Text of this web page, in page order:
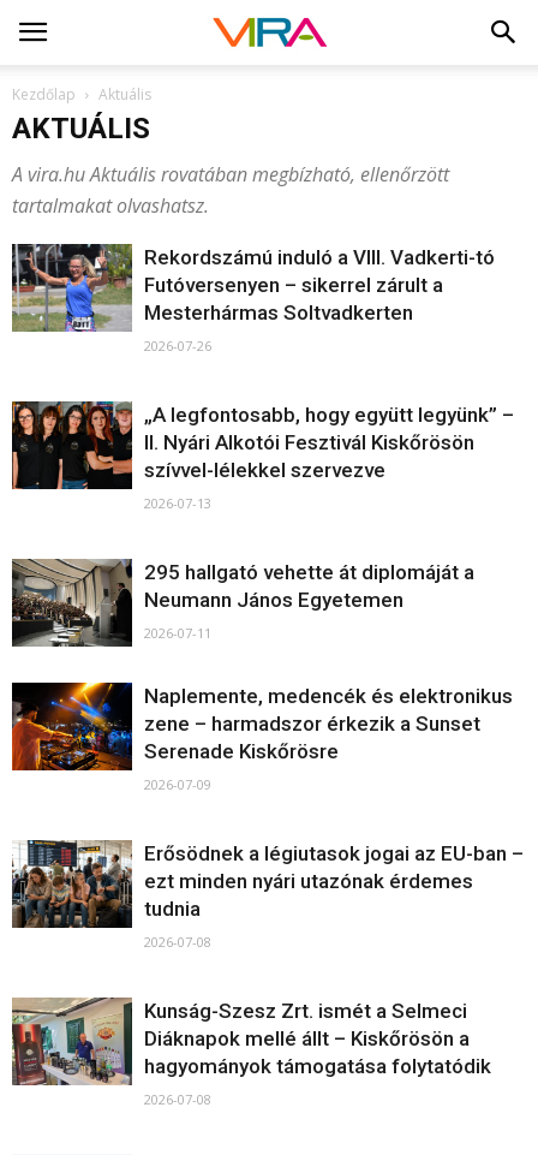
Kezdőlap Aktuális
AKTUÁLIS
A vira.hu Aktuális rovatában megbízható, ellenőrzött
tartalmakat olvashatsz.
Rekordszámú induló a VIII. Vadkerti-tó
Futóversenyen – sikerrel zárult a
Mesterhármas Soltvadkerten
2026-07-26
„A legfontosabb, hogy együtt legyünk” –
II. Nyári Alkotói Fesztivál Kiskőrösön
szívvel-lélekkel szervezve
2026-07-13
295 hallgató vehette át diplomáját a
Neumann János Egyetemen
2026-07-11
Naplemente, medencék és elektronikus
zene – harmadszor érkezik a Sunset
Serenade Kiskőrösre
2026-07-09
Erősödnek a légiutasok jogai az EU-ban –
ezt minden nyári utazónak érdemes
tudnia
2026-07-08
Kunság-Szesz Zrt. ismét a Selmeci
Diáknapok mellé állt – Kiskőrösön a
hagyományok támogatása folytatódik
2026-07-08